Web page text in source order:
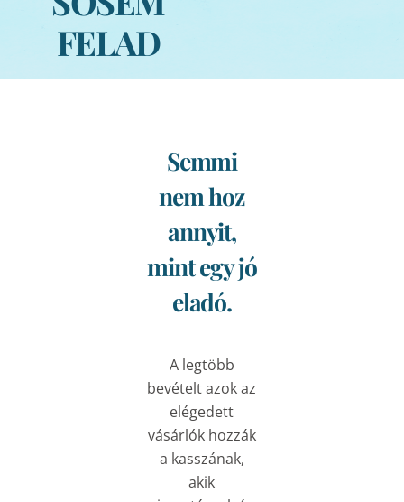
FELAD
Semmi
nem hoz
annyit,
mint egy jó
eladó.
A legtöbb
bevételt azok az
elégedett
vásárlók hozzák
a kasszának,
akik